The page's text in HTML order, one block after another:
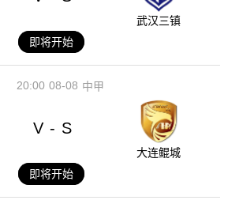
武汉三镇
即将开始
08-08
20:00 中甲
V - S
大连鲲城
即将开始